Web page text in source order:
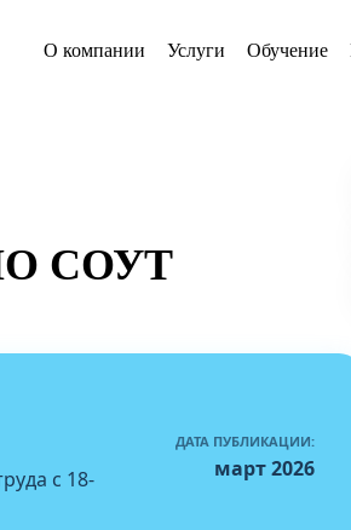
О компании Услуги Обучение
СОУТ
с 18-
ДАТА ПУБЛИКАЦИИ:
март 2026